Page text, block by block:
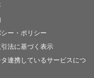
ー・ポリシー
法に基づく表示
連携しているサービスにつ